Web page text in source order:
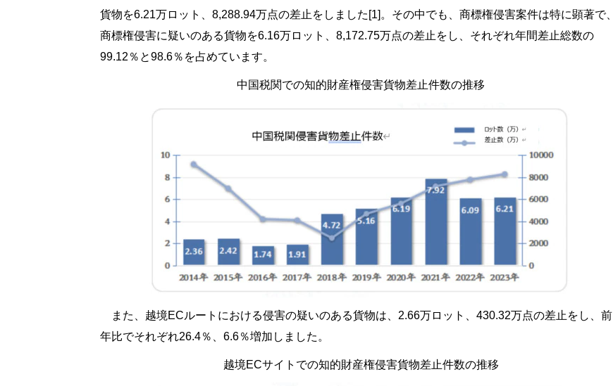
貨物を6.21万ロット、8,288.94万点の差止をしました[1]。その中でも、商標権侵害案件は特に顕著で、
商標権侵害に疑いのある貨物を6.16万ロット、8,172.75万点の差止をし、それぞれ年間差止総数の
99.12％と98.6％を占めています。
中国税関での知的財産権侵害貨物差止件数の推移
また、越境ECルートにおける侵害の疑いのある貨物は、2.66万ロット、430.32万点の差止をし、前
年比でそれぞれ26.4％、6.6％増加しました。
越境ECサイトでの知的財産権侵害貨物差止件数の推移